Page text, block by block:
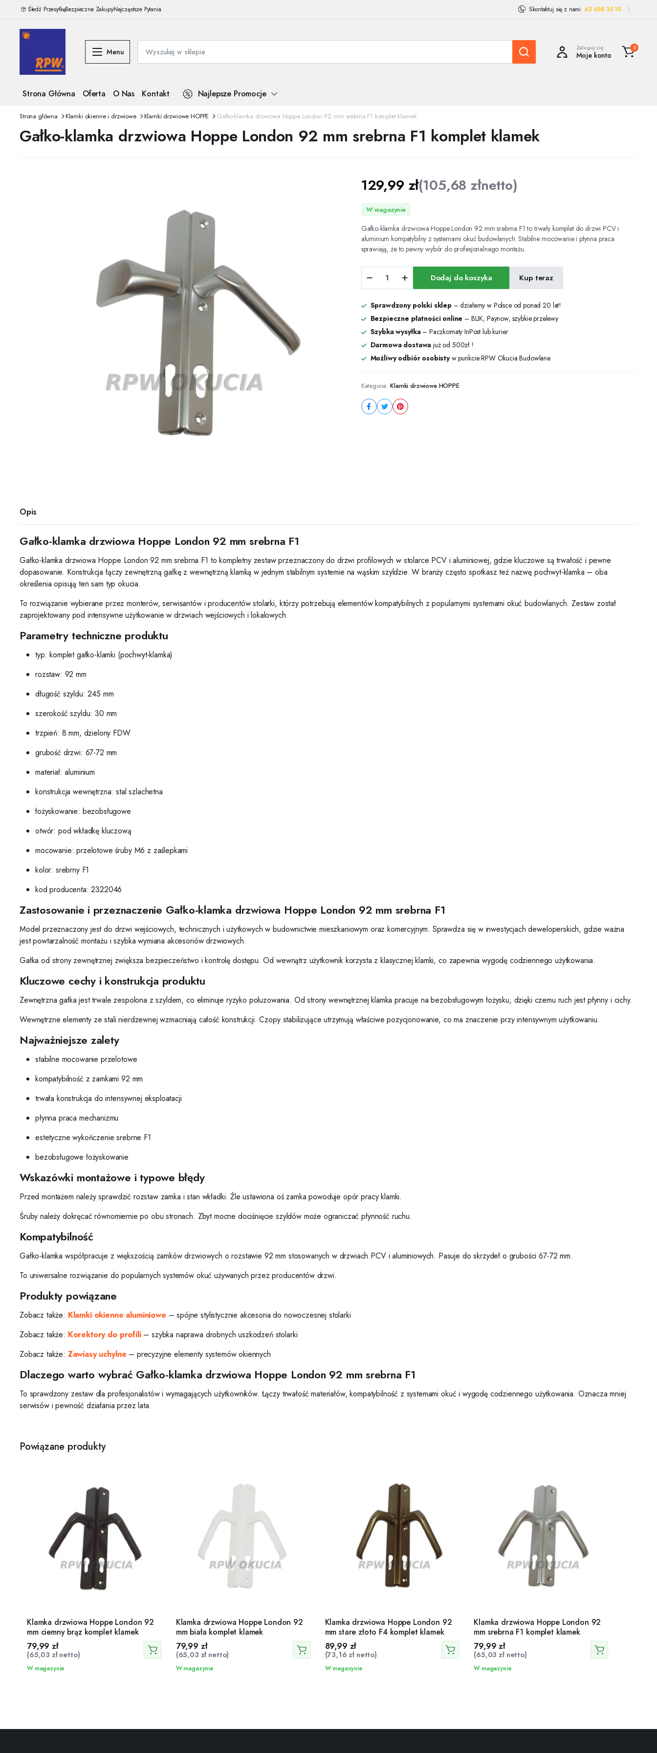
Śledź PrzesyłkęBezpieczne ZakupyNajczęstsze Pytania Skontaktuj się z nami 42 658 35 10
Menu Zaloguj się
Moje konto
0
Strona Główna Oferta O Nas Kontakt Najlepsze Promocje
Strona główna Klamki okienne i drzwiowe Klamki drzwiowe HOPPE Gałko-klamka drzwiowa Hoppe London 92 mm srebrna F1 komplet klamek
Gałko-klamka drzwiowa Hoppe London 92 mm srebrna F1 komplet klamek
129,99 zł(105,68 złnetto)
W magazynie
Gałko-klamka drzwiowa Hoppe London 92 mm srebrna F1 to trwały komplet do drzwi PCV i
aluminium kompatybilny z systemami okuć budowlanych. Stabilne mocowanie i płynna praca
sprawiają, że to pewny wybór do profesjonalnego montażu.
klamka
drzwiowa
London
92
mm
srebrna
F1
komplet
klamek
Dodaj do koszyka Kup teraz
Sprawdzony polski sklep – działamy w Polsce od ponad 20 lat!
Bezpieczne płatności online – BLIK, Paynow, szybkie przelewy
Szybka wysyłka– Paczkomaty InPost lub kurier
Darmowa dostawa już od 500zł !
Możliwy odbiór osobistyw punkcie RPW Okucia Budowlane
Kategoria: Klamki drzwiowe HOPPE
Opis
Gałko-klamka drzwiowa Hoppe London 92 mm srebrna F1
Gałko-klamka drzwiowa Hoppe London 92 mm srebrna F1 to kompletny zestaw przeznaczony do drzwi profilowych w stolarce PCV i aluminiowej, gdzie kluczowe są trwałość i pewne
dopasowanie. Konstrukcja łączy zewnętrzną gałkę z wewnętrzną klamką w jednym stabilnym systemie na wąskim szyldzie. W branży często spotkasz też nazwę pochwyt-klamka – oba
określenia opisują ten sam typ okucia.
To rozwiązanie wybierane przez monterów, serwisantów i producentów stolarki, którzy potrzebują elementów kompatybilnych z popularnymi systemami okuć budowlanych. Zestaw został
zaprojektowany pod intensywne użytkowanie w drzwiach wejściowych i lokalowych.
Parametry techniczne produktu
typ: komplet gałko-klamki (pochwyt-klamka)
rozstaw: 92 mm
długość szyldu: 245 mm
szerokość szyldu: 30 mm
trzpień: 8 mm, dzielony FDW
grubość drzwi: 67-72 mm
materiał: aluminium
konstrukcja wewnętrzna: stal szlachetna
łożyskowanie: bezobsługowe
otwór: pod wkładkę kluczową
mocowanie: przelotowe śruby M6 z zaślepkami
kolor: srebrny F1
kod producenta: 2322046
Zastosowanie i przeznaczenie Gałko-klamka drzwiowa Hoppe London 92 mm srebrna F1
Model przeznaczony jest do drzwi wejściowych, technicznych i użytkowych w budownictwie mieszkaniowym oraz komercyjnym. Sprawdza się w inwestycjach deweloperskich, gdzie ważna
jest powtarzalność montażu i szybka wymiana akcesoriów drzwiowych.
Gałka od strony zewnętrznej zwiększa bezpieczeństwo i kontrolę dostępu. Od wewnątrz użytkownik korzysta z klasycznej klamki, co zapewnia wygodę codziennego użytkowania.
Kluczowe cechy i konstrukcja produktu
Zewnętrzna gałka jest trwale zespolona z szyldem, co eliminuje ryzyko poluzowania. Od strony wewnętrznej klamka pracuje na bezobsługowym łożysku, dzięki czemu ruch jest płynny i cichy.
Wewnętrzne elementy ze stali nierdzewnej wzmacniają całość konstrukcji. Czopy stabilizujące utrzymują właściwe pozycjonowanie, co ma znaczenie przy intensywnym użytkowaniu.
Najważniejsze zalety
stabilne mocowanie przelotowe
kompatybilność z zamkami 92 mm
trwała konstrukcja do intensywnej eksploatacji
płynna praca mechanizmu
estetyczne wykończenie srebrne F1
bezobsługowe łożyskowanie
Wskazówki montażowe i typowe błędy
Przed montażem należy sprawdzić rozstaw zamka i stan wkładki. Źle ustawiona oś zamka powoduje opór pracy klamki.
Śruby należy dokręcać równomiernie po obu stronach. Zbyt mocne dociśnięcie szyldów może ograniczać płynność ruchu.
Kompatybilność
Gałko-klamka współpracuje z większością zamków drzwiowych o rozstawie 92 mm stosowanych w drzwiach PCV i aluminiowych. Pasuje do skrzydeł o grubości 67-72 mm.
To uniwersalne rozwiązanie do popularnych systemów okuć używanych przez producentów drzwi.
Produkty powiązane
Zobacz także: Klamki okienne aluminiowe – spójne stylistycznie akcesoria do nowoczesnej stolarki
Zobacz także: Korektory do profili– szybka naprawa drobnych uszkodzeń stolarki
Zobacz także: Zawiasy uchylne – precyzyjne elementy systemów okiennych
Dlaczego warto wybrać Gałko-klamka drzwiowa Hoppe London 92 mm srebrna F1
To sprawdzony zestaw dla profesjonalistów i wymagających użytkowników. Łączy trwałość materiałów, kompatybilność z systemami okuć i wygodę codziennego użytkowania. Oznacza mniej
serwisów i pewność działania przez lata.
Powiązane produkty
Klamka drzwiowa Hoppe London 92
mm ciemny brąz komplet klamek
79,99zł
(65,03 złnetto)
W magazynie
Klamka drzwiowa Hoppe London 92
mm biała komplet klamek
79,99 zł
(65,03 złnetto)
W magazynie
Klamka drzwiowa Hoppe London 92
mm stare złoto F4 komplet klamek
89,99 zł
(73,16złnetto)
W magazynie
Klamka drzwiowa Hoppe London 92
mm srebrna F1 komplet klamek
79,99zł
(65,03złnetto)
W magazynie